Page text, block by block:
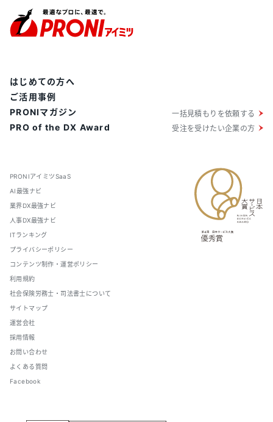
PRONIアイミツSaaS
AI最強ナビ
業界DX最強ナビ
人事DX最強ナビ
ITランキング
プライバシーポリシー
コンテンツ制作・運営ポリシー
利用規約
社会保険労務士・司法書士について
サイトマップ
運営会社
採用情報
お問い合わせ
よくある質問
Facebook
はじめての方へ
ご活用事例
PRONIマガジン
PRO of the DX Award
一括見積もりを依頼する
受注を受けたい企業の方